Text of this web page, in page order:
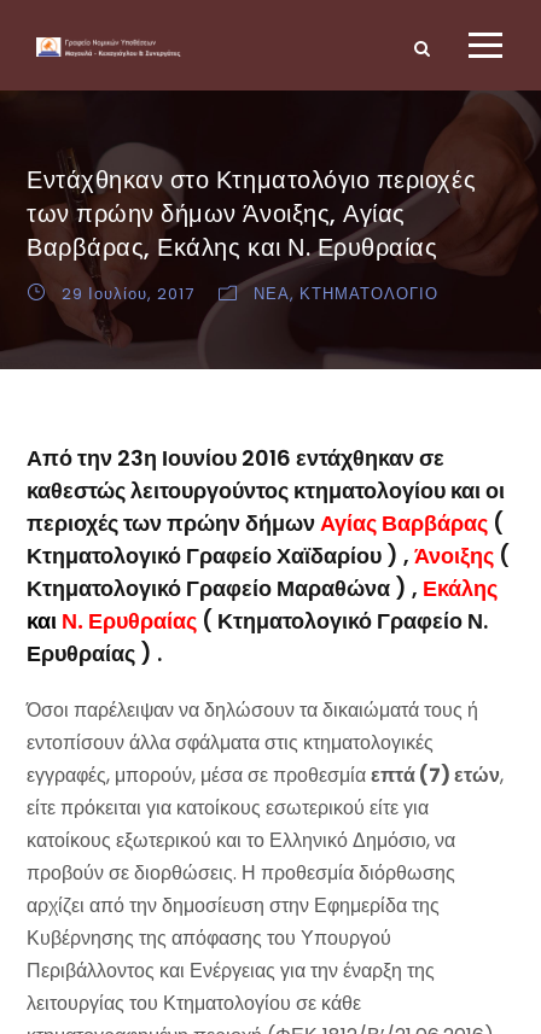
Εντάχθηκαν στο Κτηματολόγιο περιοχές
των πρώην δήμων Άνοιξης, Αγίας
Βαρβάρας, Εκάλης και Ν. Ερυθραίας
29 Ιουλίου, 2017 ΝΕΑ, ΚΤΗΜΑΤΟΛΟΓΙΟ
Από την 23η Ιουνίου 2016 εντάχθηκαν σε
καθεστώς λειτουργούντος κτηματολογίου και οι
περιοχές των πρώην δήμωνΑγίας Βαρβάρας (
Κτηματολογικό Γραφείο Χαϊδαρίου ) , Άνοιξης (
Κτηματολογικό Γραφείο Μαραθώνα ) ,
και Ν. Ερυθραίας ( Κτηματολογικό Γραφείο Ν.
Ερυθραίας ) .
Όσοι παρέλειψαν να δηλώσουν τα δικαιώματά τους ή
εντοπίσουν άλλα σφάλματα στις κτηματολογικές
εγγραφές, μπορούν, μέσα σε προθεσμίαεπτά (7) ετών,
είτε πρόκειται για κατοίκους εσωτερικού είτε για
κατοίκους εξωτερικού και το Ελληνικό Δημόσιο, να
προβούν σε διορθώσεις. Η προθεσμία διόρθωσης
αρχίζει από την δημοσίευση στην Εφημερίδα της
Κυβέρνησης της απόφασης του Υπουργού
Περιβάλλοντος και Ενέργειας για την έναρξη της
λειτουργίας του Κτηματολογίου σε κάθε